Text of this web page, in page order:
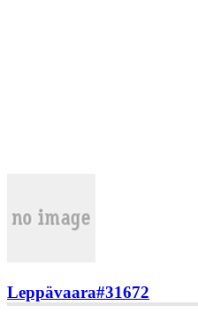
Leppävaara#31672